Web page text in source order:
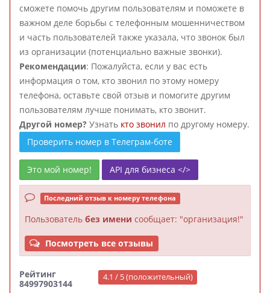
сможете помочь другим пользователям и поможете в
важном деле борьбы с телефонным мошенничеством
и часть пользователей также указала, что звонок был
из организации (потенциально важные звонки).
Рекомендации: Пожалуйста, если у вас есть
информация о том, кто звонил по этому номеру
телефона, оставьте свой отзыв и помогите другим
пользователям лучше понимать, кто звонит.
Другой номер? Узнать кто звонил по другому номеру.
Проверить номер в Телеграм-боте
Это мой номер! API для бизнеса </>
Последний отзыв к номеру телефона
Пользователь без имени сообщает: "организация!"
Посмотреть все отзывы
Рейтинг
84997903144
4.1 / 5 (положительный)